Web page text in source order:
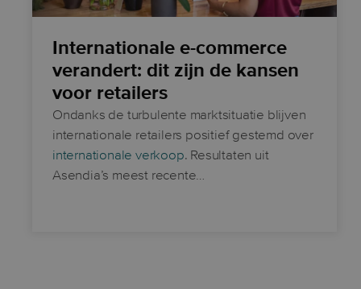
Internationale e-commerce
verandert: dit zijn de kansen
voor retailers
Ondanks de turbulente marktsituatie blijven
internationale retailers positief gestemd over
internationale verkoop. Resultaten uit
Asendia’s meest recente…